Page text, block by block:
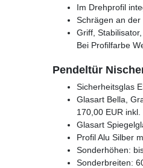
Im Drehprofil
Schrägen an der
Griff,
Bei Profilfarbe
Pendeltür
Sicherheitsglas
Glasart Bella,
170,00 EUR inkl.
Glasart
Profil Alu Silber
Sonderhöhen:
Sonderbreiten: